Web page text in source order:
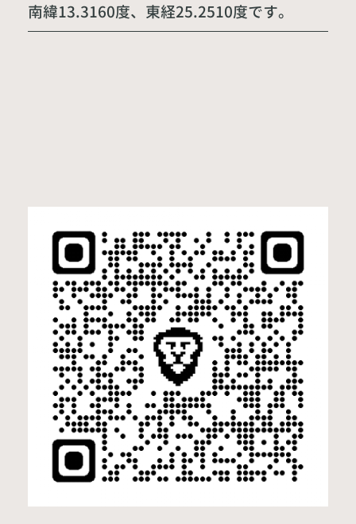
南緯13.3160度、東経25.2510度です。